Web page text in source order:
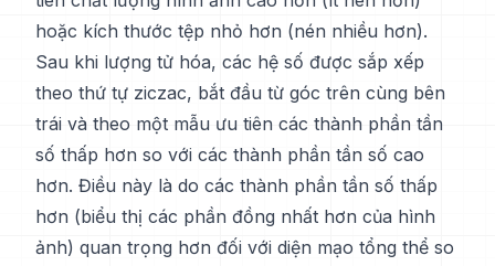
hoặc kích thước tệp nhỏ hơn (nén nhiều hơn).
Sau khi lượng tử hóa, các hệ số được sắp xếp
theo thứ tự ziczac, bắt đầu từ góc trên cùng bên
trái và theo một mẫu ưu tiên các thành phần tần
số thấp hơn so với các thành phần tần số cao
hơn. Điều này là do các thành phần tần số thấp
hơn (biểu thị các phần đồng nhất hơn của hình
ảnh) quan trọng hơn đối với diện mạo tổng thể so